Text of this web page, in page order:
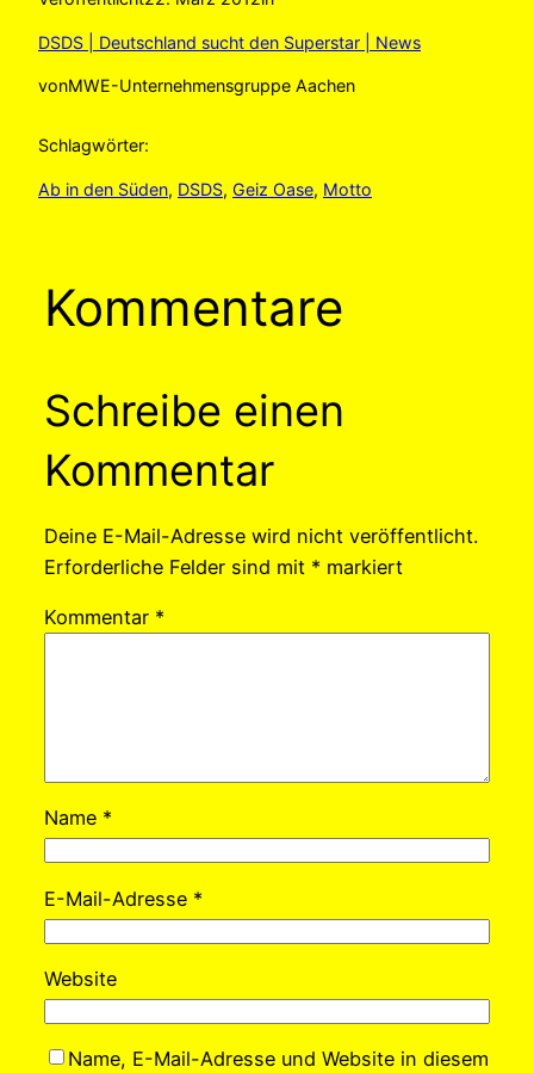
DSDS | Deutschland sucht den Superstar | News
vonMWE-Unternehmensgruppe Aachen
Schlagwörter:
Ab in den Süden, DSDS, Geiz Oase, Motto
Kommentare
Schreibe einen
Kommentar
Deine E-Mail-Adresse wird nicht veröffentlicht.
Erforderliche Felder sind mit * markiert
Kommentar *
Name *
E-Mail-Adresse *
Website
Name, E-Mail-Adresse und Website in diesem